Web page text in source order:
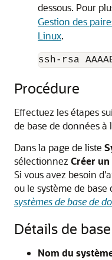
dessous. Pour
Gestion des
Linux.
ssh-rsa
Procédure
Effectuez les étapes
de base de données à
Dans la page de liste
sélectionnez Créer
Si vous avez besoin
ou le système de base
systèmes de base de
Détails de base
Nom du